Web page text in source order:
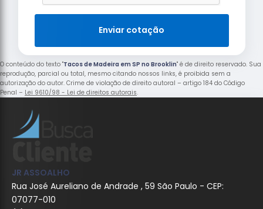
Enviar cotação
O conteúdo do texto "Tacos de Madeira em SP no Brooklin" é de direito reservado. Sua
reprodução, parcial ou total, mesmo citando nossos links, é proibida sem a
autorização do autor. Crime de violação de direito autoral – artigo 184 do Código
Penal – Lei 9610/98 - Lei de direitos autorais.
JR ASSOALHO
Rua José Aureliano de Andrade , 59 São Paulo - CEP:
07077-010